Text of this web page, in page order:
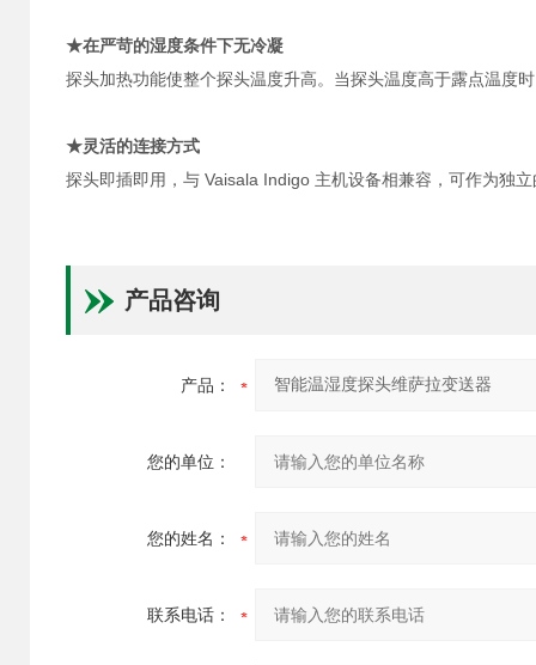
★在严苛的湿度条件下无冷凝
探头加热功能使整个探头温度升高。当探头温度高于露点温度
★灵活的连接方式
探头即插即用，与 Vaisala Indigo 主机设备相兼容，可作为独
产品咨询
产品：
您的单位：
您的姓名：
联系电话：